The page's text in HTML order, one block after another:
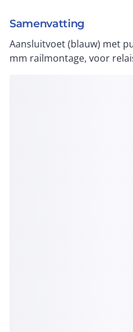
Samenvatting
Aansluitvoet (blauw) met
mm railmontage, voor